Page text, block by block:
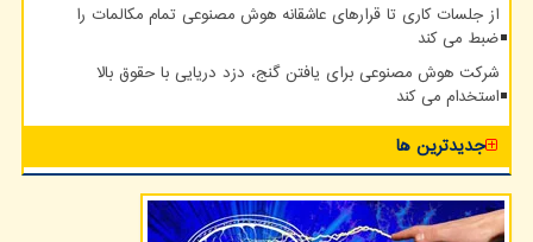
از جلسات کاری تا قرارهای عاشقانه هوش مصنوعی تمام مکالمات را
ضبط می کند
شرکت هوش مصنوعی برای یافتن گنج، دزد دریایی با حقوق بالا
استخدام می کند
جدیدترین ها